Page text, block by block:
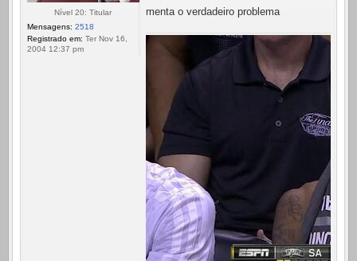
Nível 20: Titular
Mensagens: 2518
Registrado em: Ter Nov 16,
2004 12:37 pm
menta o verdadeiro problema